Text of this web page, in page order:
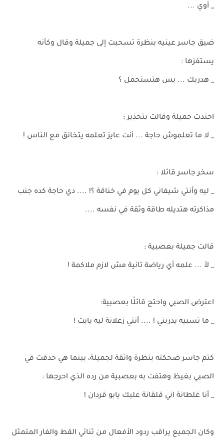
_ أوي ...
ضيق جاسر عينيه بنظرة تسحبت إلى جميلة وقال وكأنه
يستفزها :
_ هدربك ... بس هتستحمل ؟
احتدت جميلة وقالت بتحذير :
_ لا ما تعلموش حاجة ... أنت عايز تعلمه يتخانق مع الناس !
سخر جاسر قائلا :
_ ليه وأنتي شيفاني كل يوم في خناقة ؟! .... دي حاجة كده جنب
مذاكرته هتديله طاقة وثقة في نفسه ....
قالت جميلة بعصبية :
_ لأ ... علمه أي رياضة تانية مش لازم ملاكمة !
اعترض الصبي واحتج قائلًا بعصبية:
_ ما تسبيه يدربني ! .... أنتي زعلانة ليه يابت !
كتم جاسر ضحكته بنظرة واثقة لجميلة، بينما هي حدقت في
الصبي بغيظ وهتفت به بعصبية من رده الذي احرجها :
_ أنا غلطانة اني قلقانة عليك يابو قردان !
وكان الجميع يراقب ردود الأفعال من ثنائي القط والفار المتمثل